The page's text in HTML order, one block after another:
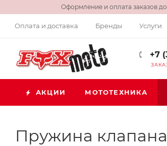
Оформление и оплата заказов
Оплата и доставка Бренды Услуги
+7
АКЦИИ МОТОТЕХНИКА
Пружина